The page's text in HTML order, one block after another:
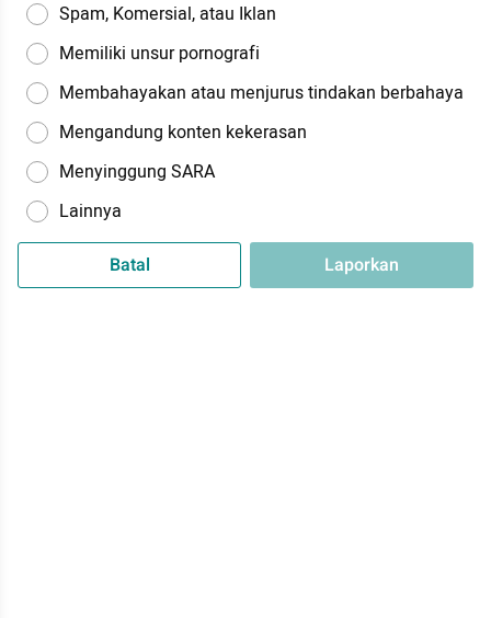
Spam, Komersial, atau Iklan
Memiliki unsur pornografi
Membahayakan atau menjurus tindakan berbahaya
Mengandung konten kekerasan
Menyinggung SARA
Lainnya
Batal Laporkan